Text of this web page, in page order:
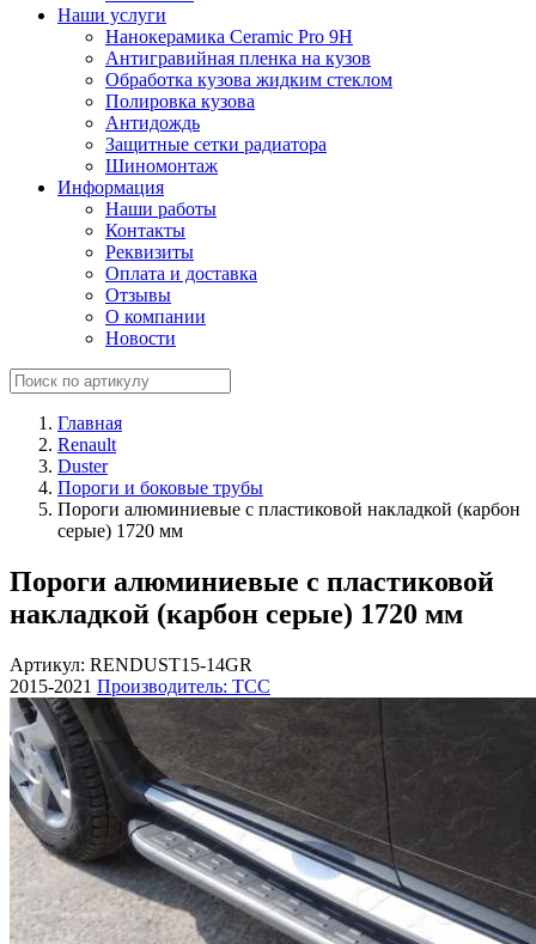
Наши услуги
Нанокерамика Ceramic Pro 9H
Антигравийная пленка на кузов
Обработка кузова жидким стеклом
Полировка кузова
Антидождь
Защитные сетки радиатора
Шиномонтаж
Информация
Наши работы
Контакты
Реквизиты
Оплата и доставка
Отзывы
О компании
Новости
Главная
Renault
Duster
Пороги и боковые трубы
Пороги алюминиевые с пластиковой накладкой (карбон
серые) 1720 мм
Пороги алюминиевые с пластиковой
накладкой (карбон серые) 1720 мм
Артикул: RENDUST15-14GR
2015-2021 Производитель: ТСС